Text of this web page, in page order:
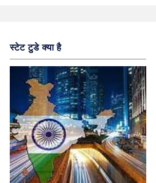
स्टेट टुडे क्या है